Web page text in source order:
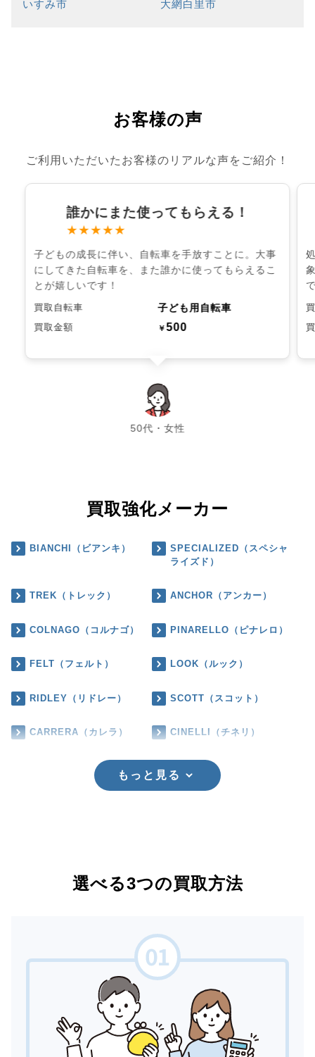
いすみ市 大網白里市
お客様の声
ご利用いただいたお客様のリアルな声をご紹介！
誰かにまた使ってもらえる！
★★★★★
子どもの成長に伴い、自転車を手放すことに。大事
にしてきた自転車を、また誰かに使ってもらえるこ
とが嬉しいです！
買取自転車 子ども用自転車
買取金額 ￥500
50代・女性
chevron_left chevron_right
買取強化メーカー
BIANCHI（ビアンキ）
SPECIALIZED（スペシャ
ライズド）
TREK（トレック） ANCHOR（アンカー）
COLNAGO（コルナゴ） PINARELLO（ピナレロ）
FELT（フェルト） LOOK（ルック）
RIDLEY（リドレー） SCOTT（スコット）
CARRERA（カレラ） CINELLI（チネリ）
もっと見る
選べる3つの買取方法